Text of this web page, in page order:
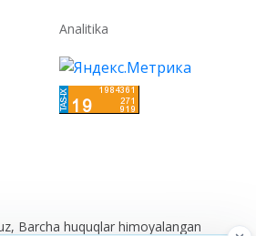
Analitika
Barcha huquqlar himoyalangan